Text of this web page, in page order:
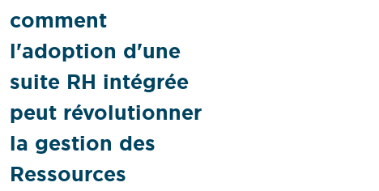
comment
l'adoption d'une
suite RH intégrée
peut révolutionner
la gestion des
Ressources